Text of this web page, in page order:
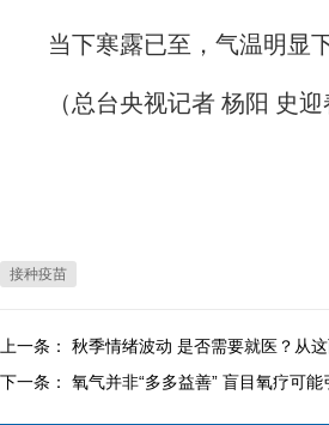
当下寒露已至，气温明显下
（总台央视记者 杨阳 史迎
接种疫苗
上一条： 秋季情绪波动 是否需要就医？从
下一条： 氧气并非“多多益善” 盲目氧疗可